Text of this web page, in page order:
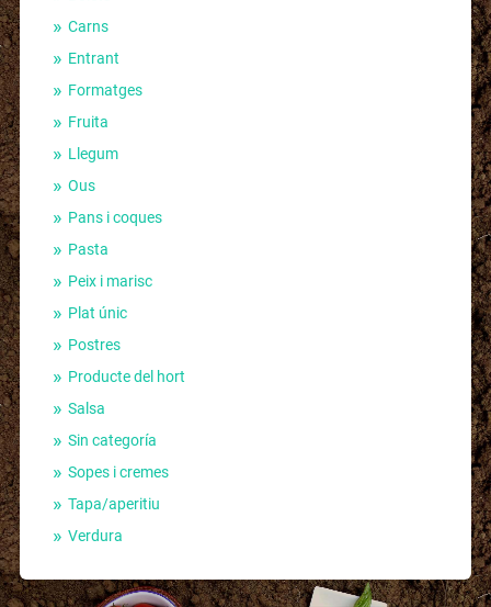
Carns
Entrant
Formatges
Fruita
Llegum
Ous
Pans i coques
Pasta
Peix i marisc
Plat únic
Postres
Producte del hort
Salsa
Sin categoría
Sopes i cremes
Tapa/aperitiu
Verdura